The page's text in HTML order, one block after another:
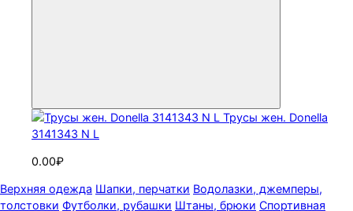
Трусы жен. Donella
3141343 N L
0.00₽
Верхняя одежда Шапки, перчатки Водолазки, джемперы,
толстовки Футболки, рубашки Штаны, брюки Спортивная